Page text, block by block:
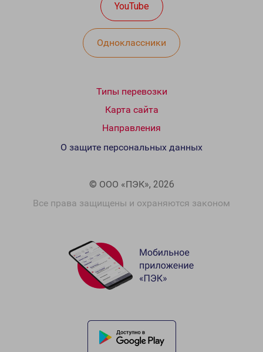
YouTube
Одноклассники
Типы перевозки
Карта сайта
Направления
© ООО «ПЭК», 2026
Все права защищены и охраняются законом
О защите персональных данных